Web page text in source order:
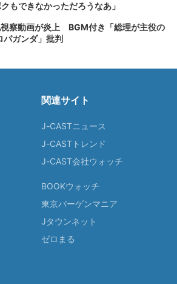
もできなかっただろうなあ」
察動画が炎上 BGM付き「総理が主役の
パガンダ」批判
関連サイト
J-CASTニュース
J-CASTトレンド
J-CAST会社ウォッチ
BOOKウォッチ
東京バーゲンマニア
Jタウンネット
ゼロまる